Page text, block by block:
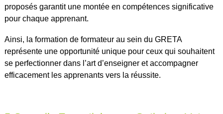
proposés garantit une montée en compétences significative
pour chaque apprenant.
Ainsi, la formation de formateur au sein du GRETA
représente une opportunité unique pour ceux qui souhaitent
se perfectionner dans l’art d’enseigner et accompagner
efficacement les apprenants vers la réussite.